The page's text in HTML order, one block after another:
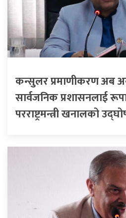
कन्सुलर प्रमाणीकरण अब
सार्वजनिक प्रशासनलाई
परराष्ट्रमन्त्री खनालको